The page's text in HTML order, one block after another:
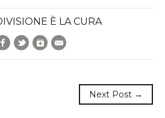
È LA CURA
Facebook
TwitterGoogle+
Next Post →